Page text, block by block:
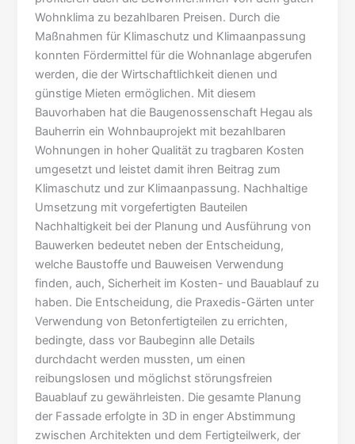
Wohnklima zu bezahlbaren Preisen. Durch die
Maßnahmen für Klimaschutz und Klimaanpassung
konnten Fördermittel für die Wohnanlage abgerufen
werden, die der Wirtschaftlichkeit dienen und
günstige Mieten ermöglichen. Mit diesem
Bauvorhaben hat die Baugenossenschaft Hegau als
Bauherrin ein Wohnbauprojekt mit bezahlbaren
Wohnungen in hoher Qualität zu tragbaren Kosten
umgesetzt und leistet damit ihren Beitrag zum
Klimaschutz und zur Klimaanpassung. Nachhaltige
Umsetzung mit vorgefertigten Bauteilen
Nachhaltigkeit bei der Planung und Ausführung von
Bauwerken bedeutet neben der Entscheidung,
welche Baustoffe und Bauweisen Verwendung
finden, auch, Sicherheit im Kosten- und Bauablauf zu
haben. Die Entscheidung, die Praxedis-Gärten unter
Verwendung von Betonfertigteilen zu errichten,
bedingte, dass vor Baubeginn alle Details
durchdacht werden mussten, um einen
reibungslosen und möglichst störungsfreien
Bauablauf zu gewährleisten. Die gesamte Planung
der Fassade erfolgte in 3D in enger Abstimmung
zwischen Architekten und dem Fertigteilwerk, der